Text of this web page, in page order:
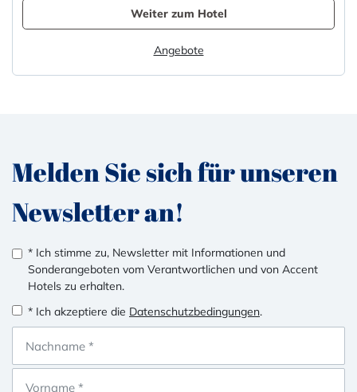
Weiter zum Hotel
Angebote
Melden Sie sich für unseren
Newsletter an!
* Ich stimme zu, Newsletter mit Informationen und
Sonderangeboten vom Verantwortlichen und von Accent
Hotels zu erhalten.
* Ich akzeptiere die Datenschutzbedingungen.